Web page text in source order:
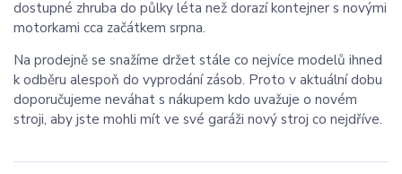
dostupné zhruba do půlky léta než dorazí kontejner s novými
motorkami cca začátkem srpna.
Na prodejně se snažíme držet stále co nejvíce modelů ihned
k odběru alespoň do vyprodání zásob. Proto v aktuální dobu
doporučujeme neváhat s nákupem kdo uvažuje o novém
stroji, aby jste mohli mít ve své garáži nový stroj co nejdříve.